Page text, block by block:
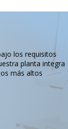
los requisitos
planta integra
más altos